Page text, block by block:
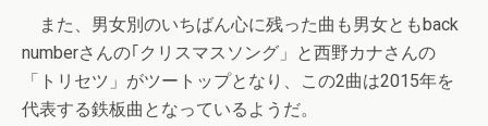
また、男女別のいちばん心に残った曲も男女ともback
numberさんの｢クリスマスソング」と西野カナさんの
「トリセツ」がツートップとなり、この2曲は2015年を
代表する鉄板曲となっているようだ。